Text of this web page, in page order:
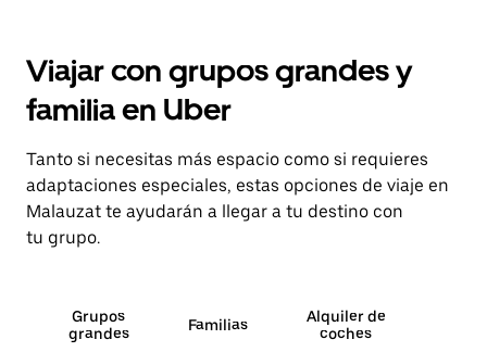
Viajar con grupos grandes y
familia en Uber
Tanto si necesitas más espacio como si requieres
adaptaciones especiales, estas opciones de viaje en
Malauzat te ayudarán a llegar a tu destino con
tu grupo.
Grupos
grandes
Familias
Alquiler de
coches